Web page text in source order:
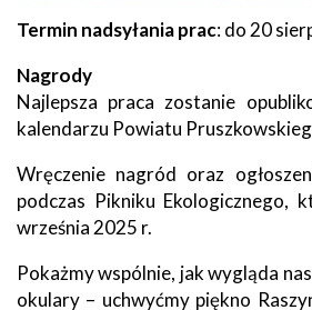
Termin nadsyłania prac: do 20
Nagrody
Najlepsza praca zostanie
kalendarzu Powiatu
Wręczenie nagród oraz
podczas Pikniku Ekologicznego,
września 2025 r.
Pokażmy wspólnie, jak wygląda
okulary – uchwyćmy piękno